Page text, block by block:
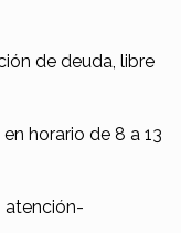
de deuda, libre
horario de 8 a 13
atención-